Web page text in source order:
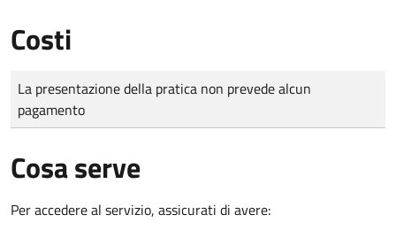
Costi
Tipo di pagamento
Importo
La presentazione della pratica non prevede alcun
pagamento
Cosa serve
Per accedere al servizio, assicurati di avere: